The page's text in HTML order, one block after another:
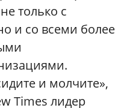
только с
и со всеми более
и молчите»,
Times лидер